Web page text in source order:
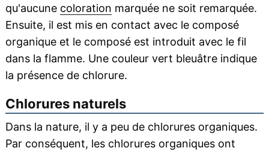
qu'aucune coloration marquée ne soit remarquée.
Ensuite, il est mis en contact avec le composé
organique et le composé est introduit avec le fil
dans la flamme. Une couleur vert bleuâtre indique
la présence de chlorure.
Chlorures naturels
Dans la nature, il y a peu de chlorures organiques.
Par conséquent, les chlorures organiques ont